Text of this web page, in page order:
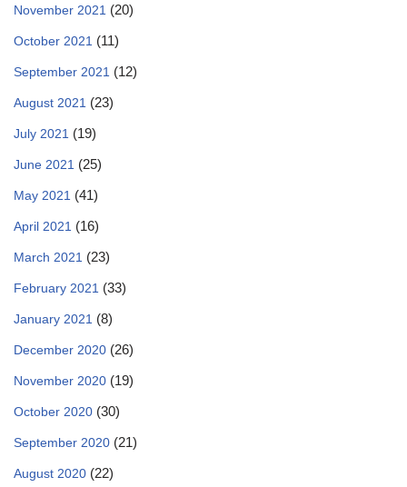
November 2021 (20)
October 2021 (11)
September 2021 (12)
August 2021 (23)
July 2021 (19)
June 2021 (25)
May 2021 (41)
April 2021 (16)
March 2021 (23)
February 2021 (33)
January 2021 (8)
December 2020 (26)
November 2020 (19)
October 2020 (30)
September 2020 (21)
August 2020 (22)